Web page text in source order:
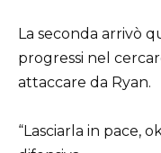
La seconda arrivò
progressi nel
attaccare da Ryan.
“Lasciarla in pace,